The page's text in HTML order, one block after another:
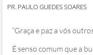
PR. PAULO GUEDES SOARES
“Graça e paz a vós
É senso comum que a